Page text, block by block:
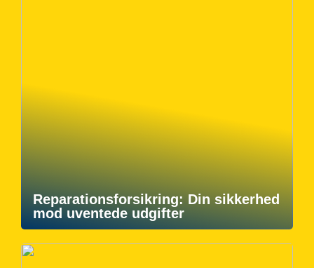
Reparationsforsikring: Din sikkerhed
mod uventede udgifter